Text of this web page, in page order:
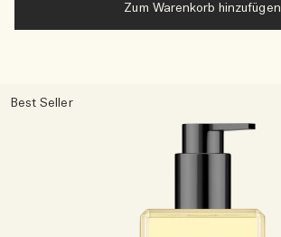
Zum Warenkorb hinzufügen
Best Seller